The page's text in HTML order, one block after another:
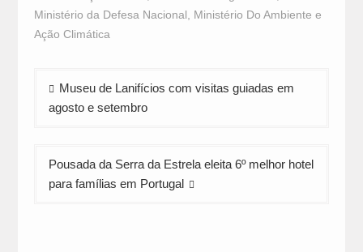
window) window)window)
Ministério da Defesa Nacional
Ministério Do Ambiente e
Ação Climática
Navegação
de
Museu de Lanifícios com visitas guiadas em
agosto e setembro
Pousada da Serra da Estrela eleita 6º melhor hotel
para famílias em Portugal